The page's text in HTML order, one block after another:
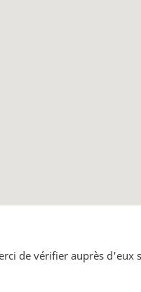
de vérifier auprès d'eux